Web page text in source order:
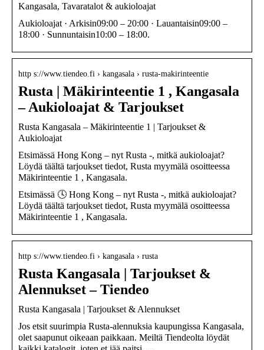
Kangasala, Tavaratalot & aukioloajat
Aukioloajat · Arkisin09:00 – 20:00 · Lauantaisin09:00 –
18:00 · Sunnuntaisin10:00 – 18:00.
http s://www.tiendeo.fi › kangasala › rusta-makirinteentie
Rusta | Mäkirinteentie 1 , Kangasala
– Aukioloajat & Tarjoukset
Rusta Kangasala – Mäkirinteentie 1 | Tarjoukset &
Aukioloajat
Etsimässä Hong Kong – nyt Rusta -, mitkä aukioloajat?
Löydä täältä tarjoukset tiedot, Rusta myymälä osoitteessa
Mäkirinteentie 1 , Kangasala.
Etsimässä 🕓 Hong Kong – nyt Rusta -, mitkä aukioloajat?
Löydä täältä tarjoukset tiedot, Rusta myymälä osoitteessa
Mäkirinteentie 1 , Kangasala.
http s://www.tiendeo.fi › kangasala › rusta
Rusta Kangasala | Tarjoukset &
Alennukset – Tiendeo
Rusta Kangasala | Tarjoukset & Alennukset
Jos etsit suurimpia Rusta-alennuksia kaupungissa Kangasala,
olet saapunut oikeaan paikkaan. Meiltä Tiendeolta löydät